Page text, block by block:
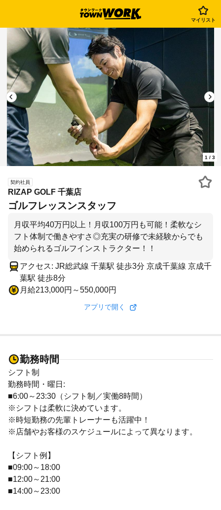
マイリスト
1 / 3
契約社員
RIZAP GOLF 千葉店
ゴルフレッスンスタッフ
月収平均40万円以上！月収100万円も可能！柔軟なシ
フト体制で働きやすさ◎充実の研修で未経験からでも
始められるゴルフインストラクター！！
アクセス: JR総武線 千葉駅 徒歩3分 京成千葉線 京成千
葉駅 徒歩8分
月給213,000円～550,000円
アプリで開く
勤務時間
シフト制
勤務時間・曜日:
■6:00～23:30（シフト制／実働8時間）
※シフトは柔軟に決めています。
※時短勤務の先輩トレーナーも活躍中！
※店舗やお客様のスケジュールによって異なります。
【シフト例】
■09:00～18:00
■12:00～21:00
■14:00～23:00